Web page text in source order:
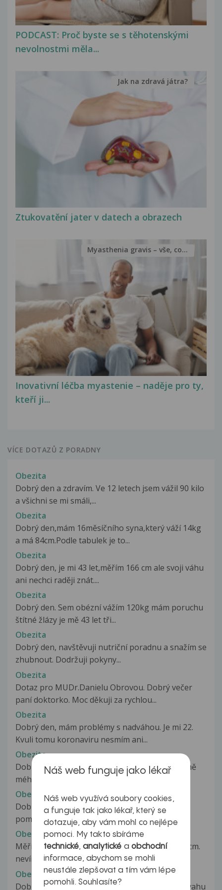
PODCAST: Proč byste se s těhotenskými
nevolnostmi měla...
Ztukovatění jater v datech a obrazech
Jak na zdravá játra?
Inovativní léčba myastenie – naděje pro ty,
kteří ji...
Myasthenia gravis – vše, co...
VÍCE DOTAZŮ Z PORADNY
Obezita
Dobrý den a zdravím. Ve 12 letech jsem vážil 90 kilo
a všichni se mi smáli,...
Obezita
Dobrý den,mám 16měsíčního syna,který váží 14kg
a má 84cm.Podle tabulek je to...
Obezita
Dobrý den, je mi 43 let,měřím 166 cm ale svoji váhu
ani nechci raději znát....
Obezita
Dobrý den. Sem obézní vážím 120kg mám poruchu
štítné žlázy je mě 43 let tři...
Obezita
Dobrý den, navštěvuji nutriční poradnu a snažím se
zhubnout. Dodržuji pokyny...
Obezita
Dotaz pro MUDr.Danielu Obrovou. Dobrý večer
paní doktorko. Moc děkuji za rychlou...
Obezita
Dobrý den, mám problémy s nadváhou. Je mi 22.
Kvuli tomu koronaviru nesmím ani...
Obezita
Dobrý den, ráda bych se s Vámi poradila ohledně
mého NEUSTÁLÉHO přibírání....
Obezita
Dobrý den, v posledních cca 2-3 letech jsem
poměrně hodně přibrala (z původních...
Obezita
Měřím 185 cm, vážím 95 kg, obvod pasu je 100 cm.
nevím, jak zhubnout.
Obezita
Dobry den potrebovala bych poradit jak snizit vahu
Náš web funguje jako lékař
Náš web využívá soubory cookies,
a funguje tak jako lékař, který se
dotazuje, aby vám mohl co nejlépe
pomoci. My takto sbíráme
technické,analytické a obchodní
informace, abychom se mohli
neustále zlepšovat a tím vám lépe
pomohli. Souhlasíte?